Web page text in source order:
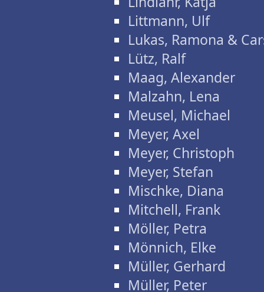
Littmann, Ulf
Lukas, Ramona &
Lütz, Ralf
Maag, Alexander
Malzahn, Lena
Meusel, Michael
Meyer, Axel
Meyer, Christoph
Meyer, Stefan
Mischke, Diana
Mitchell, Frank
Möller, Petra
Mönnich, Elke
Müller, Gerhard
Müller, Peter